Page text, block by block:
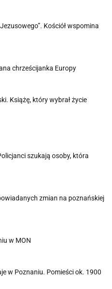
Kościół wspomina
chrześcijanka Europy
Książę, który wybrał życie
szukają osoby, która
zmian na poznańskiej
w MON
w Poznaniu. Pomieści ok. 1900